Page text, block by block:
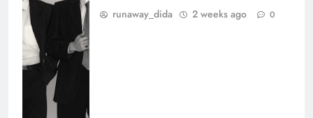
runaway_dida 2 weeks ago 0